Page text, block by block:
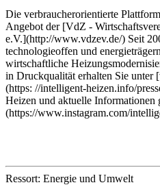
Die verbraucherorientierte
Angebot der [VdZ -
e.V.](http://www.vdzev.de/) Seit
technologieoffen und
wirtschaftliche
in Druckqualität erhalten Sie
(https: //intelligent-heizen.info/
Heizen und aktuelle Informationen
(https://www.instagram.com/
Ressort: Energie und Umwelt